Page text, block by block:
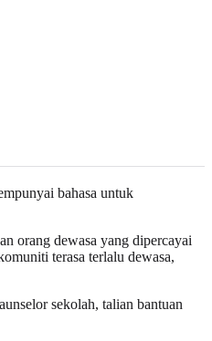
bahasa untuk
orang dewasa yang dipercayai
terasa terlalu dewasa,
sekolah, talian bantuan